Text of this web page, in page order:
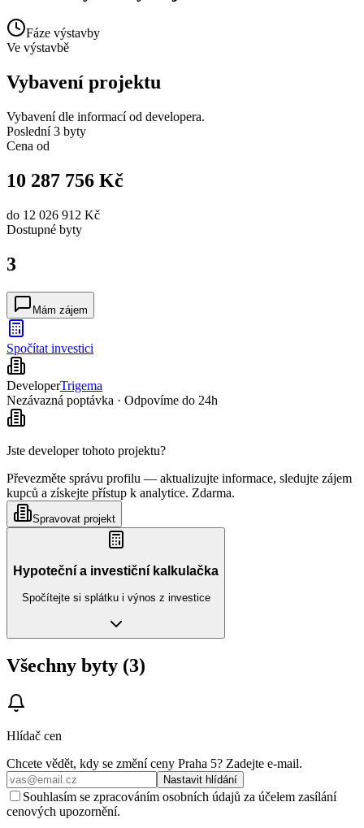
Fáze výstavby
Ve výstavbě
Vybavení projektu
Vybavení dle informací od developera.
Poslední 3 byty
Cena od
10 287 756 Kč
do 12 026 912 Kč
Dostupné byty
3
Mám zájem
Spočítat investici
DeveloperTrigema
Nezávazná poptávka · Odpovíme do 24h
Jste developer tohoto projektu?
Převezměte správu profilu — aktualizujte informace, sledujte zájem
kupců a získejte přístup k analytice. Zdarma.
Spravovat projekt
Hypoteční a investiční kalkulačka
Spočítejte si splátku i výnos z investice
Všechny byty (3)
Hlídač cen
Chcete vědět, kdy se změní ceny Praha 5? Zadejte e‑mail.
Nastavit hlídání
Souhlasím se zpracováním osobních údajů za účelem zasílání
cenových upozornění.